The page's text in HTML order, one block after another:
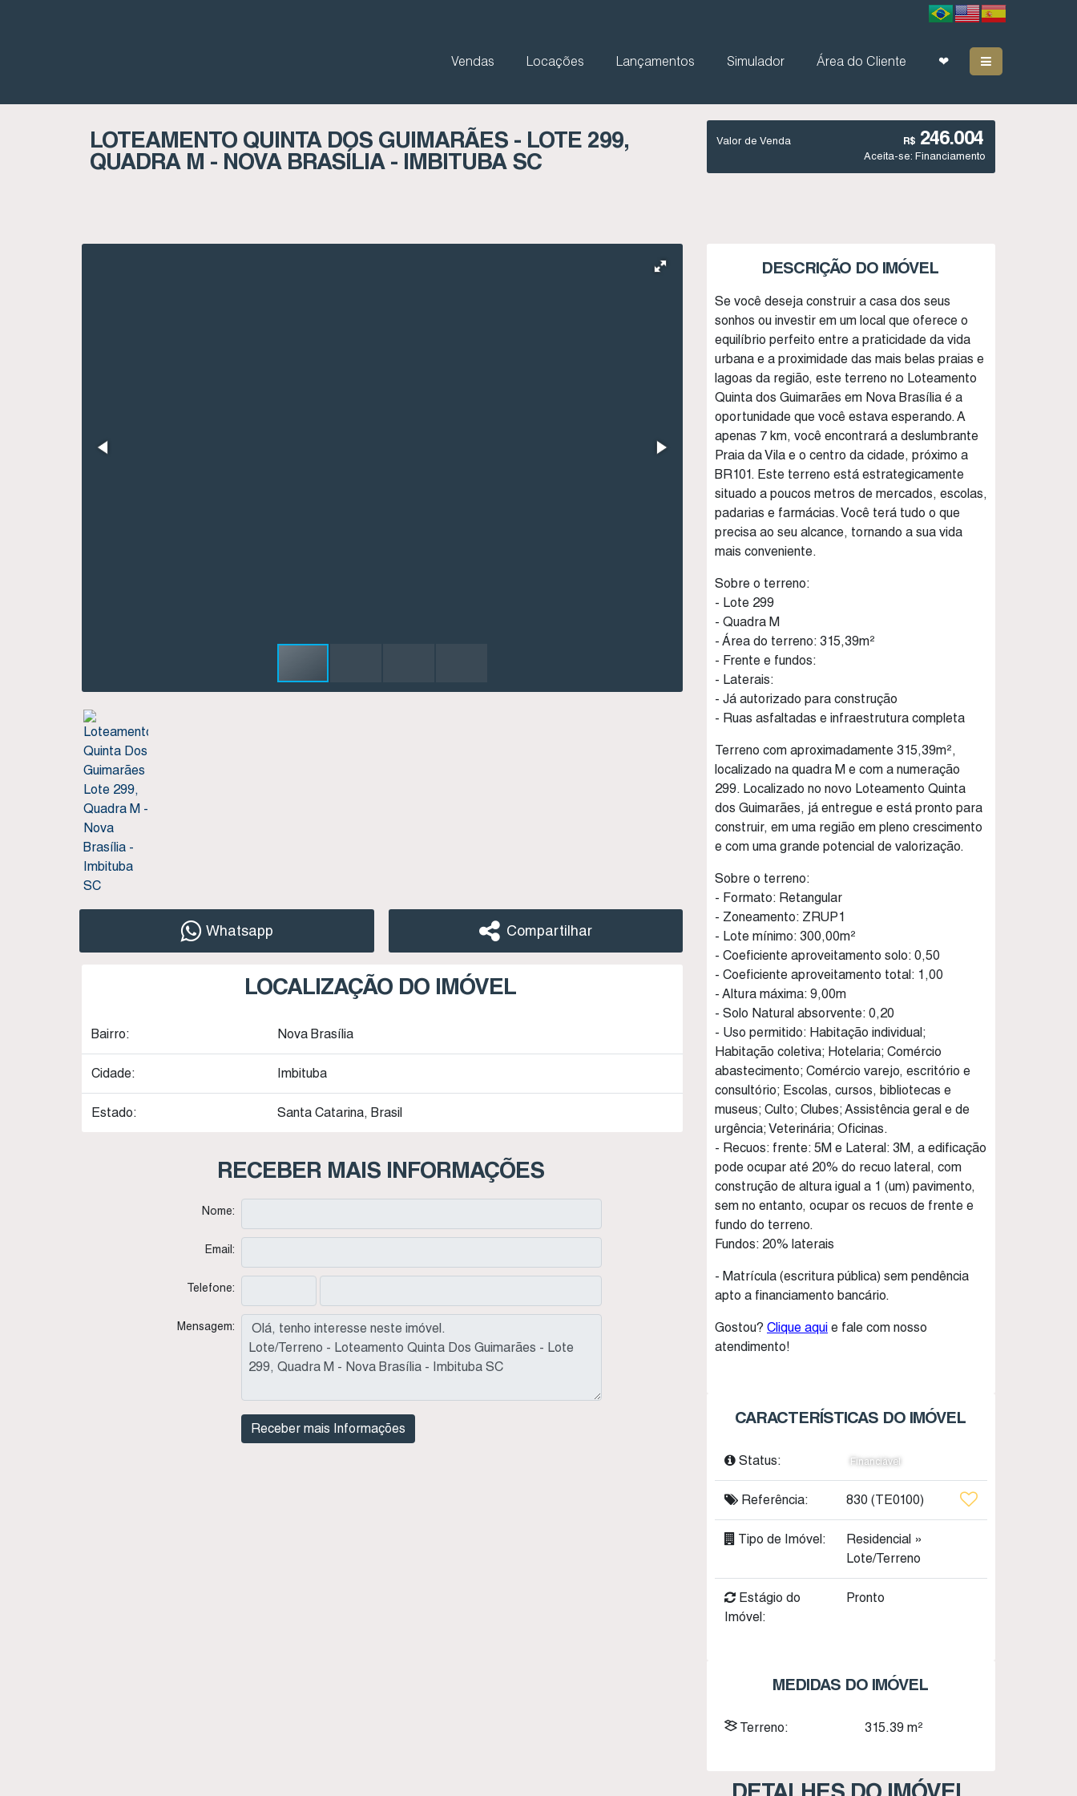
❤
Área do Cliente
Simulador
Lançamentos
Locações
Vendas
LOTEAMENTO QUINTA DOS GUIMARÃES - LOTE 299,
QUADRA M - NOVA BRASÍLIA - IMBITUBA SC
R$ 246.004
Valor de Venda
Aceita-se: Financiamento
Compartilhar
Whatsapp
LOCALIZAÇÃO DO IMÓVEL
Bairro: Nova Brasília
Cidade: Imbituba
Estado: Santa Catarina, Brasil
RECEBER MAIS INFORMAÇÕES
Nome:
Email:
Telefone:
Mensagem:
DESCRIÇÃO DO IMÓVEL
Se você deseja construir a casa dos seus
sonhos ou investir em um local que oferece o
equilíbrio perfeito entre a praticidade da vida
urbana e a proximidade das mais belas praias e
lagoas da região, este terreno no Loteamento
Quinta dos Guimarães em Nova Brasília é a
oportunidade que você estava esperando. A
apenas 7 km, você encontrará a deslumbrante
Praia da Vila e o centro da cidade, próximo a
BR101. Este terreno está estrategicamente
situado a poucos metros de mercados, escolas,
padarias e farmácias. Você terá tudo o que
precisa ao seu alcance, tornando a sua vida
mais conveniente.
Sobre o terreno:
- Lote 299
- Quadra M
- Área do terreno: 315,39m²
- Frente e fundos:
- Laterais:
- Já autorizado para construção
- Ruas asfaltadas e infraestrutura completa
Terreno com aproximadamente 315,39m²,
localizado na quadra M e com a numeração
299. Localizado no novo Loteamento Quinta
dos Guimarães, já entregue e está pronto para
construir, em uma região em pleno crescimento
e com uma grande potencial de valorização.
Sobre o terreno:
- Formato: Retangular
- Zoneamento: ZRUP1
- Lote mínimo: 300,00m²
- Coeficiente aproveitamento solo: 0,50
- Coeficiente aproveitamento total: 1,00
- Altura máxima: 9,00m
- Solo Natural absorvente: 0,20
- Uso permitido: Habitação individual;
Habitação coletiva; Hotelaria; Comércio
abastecimento; Comércio varejo, escritório e
consultório; Escolas, cursos, bibliotecas e
museus; Culto; Clubes; Assistência geral e de
urgência; Veterinária; Oficinas.
- Recuos: frente: 5M e Lateral: 3M, a edificação
pode ocupar até 20% do recuo lateral, com
construção de altura igual a 1 (um) pavimento,
sem no entanto, ocupar os recuos de frente e
fundo do terreno.
Fundos: 20% laterais
- Matrícula (escritura pública) sem pendência
apto a financiamento bancário.
Gostou? Clique aqui e fale com nosso
atendimento!
CARACTERÍSTICAS DO IMÓVEL
Status: Financiável
Referência: 830 (TE0100)
Tipo de Imóvel: Residencial »
Lote/Terreno
Estágio do
Imóvel:
Pronto
MEDIDAS DO IMÓVEL
Terreno: 315.39 m²